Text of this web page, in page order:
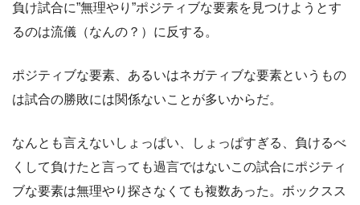
負け試合に”無理やり”ポジティブな要素を見つけようとす
るのは流儀（なんの？）に反する。
ポジティブな要素、あるいはネガティブな要素というもの
は試合の勝敗には関係ないことが多いからだ。
なんとも言えないしょっぱい、しょっぱすぎる、負けるべ
くして負けたと言っても過言ではないこの試合にポジティ
ブな要素は無理やり探さなくても複数あった。ボックスス